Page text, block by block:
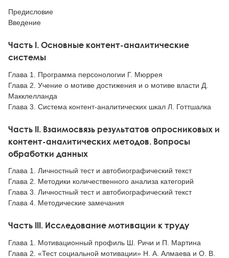
Предисловие
Введение
Часть I. Основные контент-аналитические
системы
Глава 1. Программа персонологии Г. Мюррея
Глава 2. Учение о мотиве достижения и о мотиве власти Д.
Макклелланда
Глава 3. Система контент-аналитических шкал Л. Готтшалка
Часть II. Взаимосвязь результатов опросниковых и
контент-аналитических методов. Вопросы
обработки данных
Глава 1. Личностный тест и автобиографический текст
Глава 2. Методики количественного анализа категорий
Глава 3. Личностный тест и автобиографический текст
Глава 4. Методические замечания
Часть III. Исследование мотивации к труду
Глава 1. Мотивационный профиль Ш. Ричи и П. Мартина
Глава 2. «Тест социальной мотивации» Н. А. Алмаева и О. В.